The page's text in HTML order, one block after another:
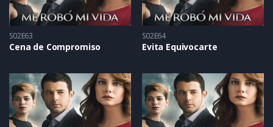
S02E63
Cena de Compromiso
S02E64
Evita Equivocarte